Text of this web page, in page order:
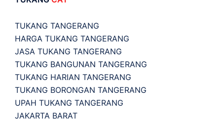
TUKANG TANGERANG
HARGA TUKANG TANGERANG
JASA TUKANG TANGERANG
TUKANG BANGUNAN TANGERANG
TUKANG HARIAN TANGERANG
TUKANG BORONGAN TANGERANG
UPAH TUKANG TANGERANG
JAKARTA BARAT